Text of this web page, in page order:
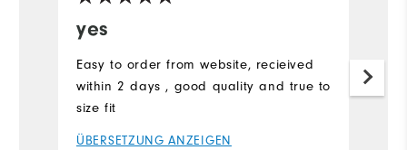
yes
Easy to order from website, recieived
within 2 days , good quality and true to
size fit
ÜBERSETZUNG ANZEIGEN